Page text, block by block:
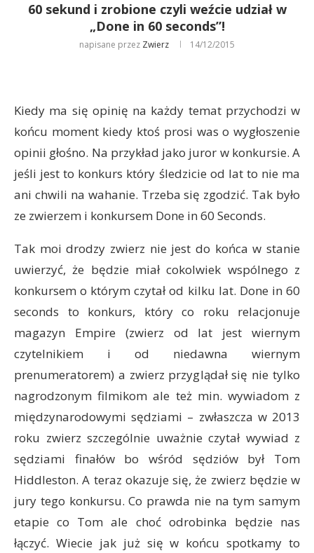
60 sekund i zrobione czyli weźcie udział w
„Done in 60 seconds”!
napisane przez Zwierz 14/12/2015
Kiedy ma się opinię na każdy temat przychodzi w
końcu moment kiedy ktoś prosi was o wygłoszenie
opinii głośno. Na przykład jako juror w konkursie. A
jeśli jest to konkurs który śledzicie od lat to nie ma
ani chwili na wahanie. Trzeba się zgodzić. Tak było
ze zwierzem i konkursem Done in 60 Seconds.
Tak moi drodzy zwierz nie jest do końca w stanie
uwierzyć, że będzie miał cokolwiek wspólnego z
konkursem o którym czytał od kilku lat. Done in 60
seconds to konkurs, który co roku relacjonuje
magazyn Empire (zwierz od lat jest wiernym
czytelnikiem i od niedawna wiernym
prenumeratorem) a zwierz przyglądał się nie tylko
nagrodzonym filmikom ale też min. wywiadom z
międzynarodowymi sędziami – zwłaszcza w 2013
roku zwierz szczególnie uważnie czytał wywiad z
sędziami finałów bo wśród sędziów był Tom
Hiddleston. A teraz okazuje się, że zwierz będzie w
jury tego konkursu. Co prawda nie na tym samym
etapie co Tom ale choć odrobinka będzie nas
łączyć. Wiecie jak już się w końcu spotkamy to